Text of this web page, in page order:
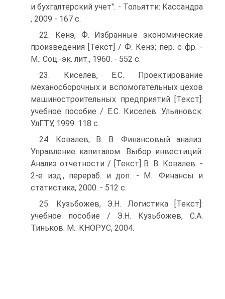
и бухгалтерский учет". - Тольятти: Кассандра
, 2009 - 167 с.
22. Кенэ, Ф. Избранные экономические
произведения [Текст] / Ф. Кенэ; пер. с фр. -
М.: Соц.-эк. лит., 1960. - 552 с.
23. Киселев, Е.С. Проектирование
механосборочных и вспомогательных цехов
машиностроительных предприятий [Текст]:
учебное пособие / Е.С. Киселев. Ульяновск:
УлГТУ, 1999. 118 с.
24. Ковалев, В. В. Финансовый анализ:
Управление капиталом. Выбор инвестиций.
Анализ отчетности / [Текст] В. В. Ковалев. -
2-е изд., перераб. и доп. - М.: Финансы и
статистика, 2000. - 512 с.
25. Кузьбожев, Э.Н. Логистика [Текст]:
учебное пособие / Э.Н. Кузьбожев, С.А.
Тиньков. М.: КНОРУС, 2004.